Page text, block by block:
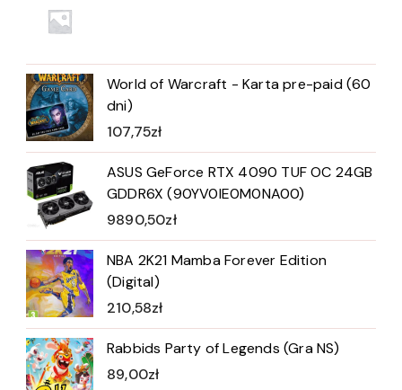
World of Warcraft - Karta pre-paid (60
dni)
107,75zł
ASUS GeForce RTX 4090 TUF OC 24GB
GDDR6X (90YV0IE0M0NA00)
9890,50zł
NBA 2K21 Mamba Forever Edition
(Digital)
210,58zł
Rabbids Party of Legends (Gra NS)
89,00zł